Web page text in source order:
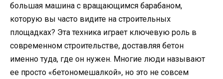
большая машина с вращающимся барабаном,
которую вы часто видите на строительных
площадках? Эта техника играет ключевую роль в
современном строительстве, доставляя бетон
именно туда, где он нужен. Многие люди называют
ее просто «бетономешалкой», но это не совсем